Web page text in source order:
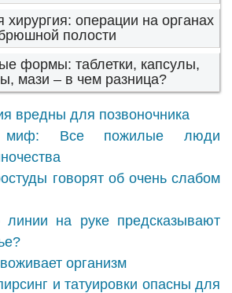
операции на органах
полости
формы: таблетки, капсулы,
мази – в чем разница?
вредны для позвоночника
миф: Все пожилые люди
говорят об очень слабом
на руке предсказывают
организм
и татуировки опасны для